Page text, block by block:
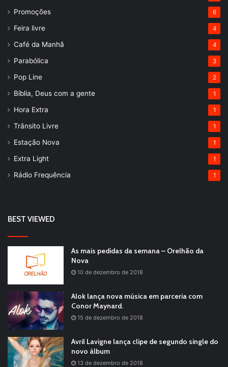
Promoções 6
Feira livre 4
Café da Manhã 4
Parabólica 3
Pop Line 2
Bíblia, Deus com a gente 1
Hora Extra 1
Trânsito Livre 1
Estação Nova 1
Extra Light 1
Rádio Frequência 1
BEST VIEWED
As mais pedidas da semana – Orelhão da
Nova
10 de dezembro de 2018
Alok lança nova música em parceria com
Conor Maynard.
15 de dezembro de 2018
Avril Lavigne lança clipe de segundo single do
novo álbum
13 de dezembro de 2018